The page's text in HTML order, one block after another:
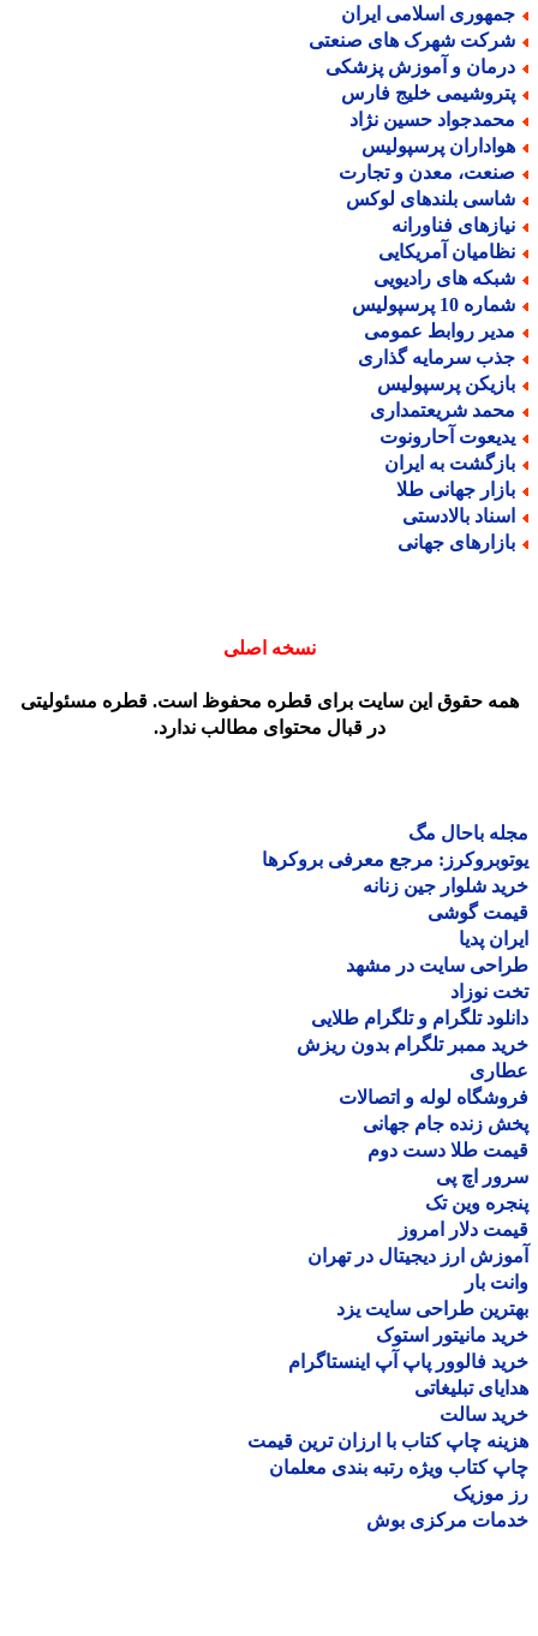
اسلامی ایران
شهرک های صنعتی
و آموزش پزشکی
خلیج فارس
حسین نژاد
پرسپولیس
معدن و تجارت
بلندهای لوکس
فناورانه
آمریکایی
های رادیویی
10 پرسپولیس
روابط عمومی
سرمایه گذاری
پرسپولیس
شریعتمداری
آحارونوت
به ایران
جهانی طلا
بالادستی
جهانی
نسخه اصلی
حقوق این سایت برای قطره محفوظ است. قطره مسئولیتی
در قبال محتوای مطالب ندارد.
باحال مگ
مرجع معرفی بروکرها
شلوار جین زنانه
گوشی
پدیا
سایت در مشهد
نوزاد
تلگرام و تلگرام طلایی
ممبر تلگرام بدون ریزش
لوله و اتصالات
زنده جام جهانی
طلا دست دوم
اچ پی
وین تک
دلار امروز
ارز دیجیتال در تهران
بار
طراحی سایت یزد
مانیتور استوک
فالوور پاپ آپ اینستاگرام
تبلیغاتی
سالت
چاپ کتاب با ارزان ترین قیمت
کتاب ویژه رتبه بندی معلمان
موزیک
مرکزی بوش